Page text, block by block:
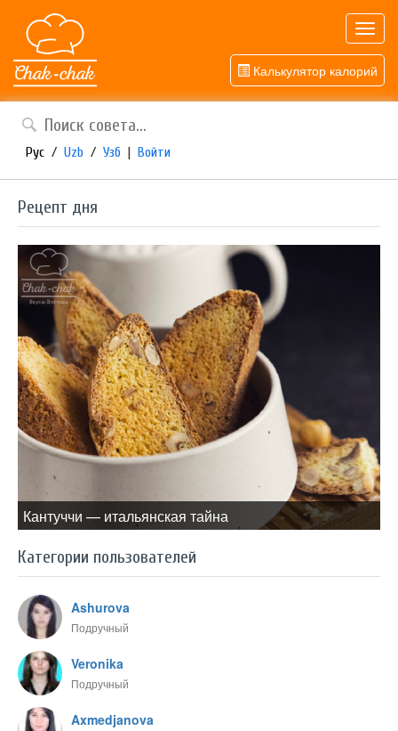
Калькулятор калорий
Рус / Uzb / Узб | Войти
Рецепт дня
Кантуччи — итальянская тайна
Категории пользователей
Ashurova
Подручный
Veronika
Подручный
Axmedjanova